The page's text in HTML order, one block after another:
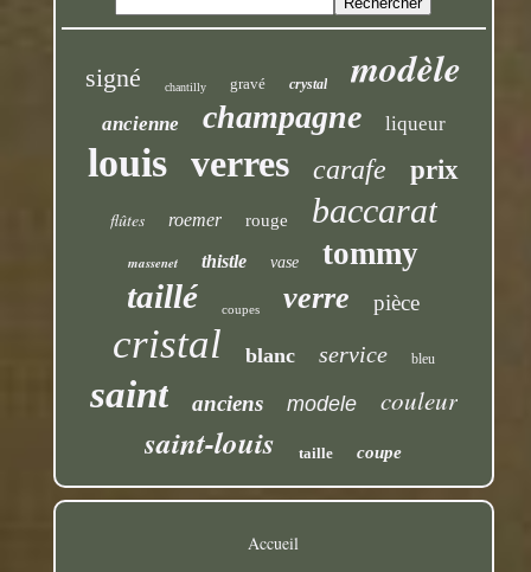
signé chantilly gravé crystal modèle
ancienne champagne liqueur
louis verres carafe prix
flûtes roemer rouge baccarat
massenet thistle vase tommy
taillé coupes verre pièce
cristal blanc service bleu
saint anciens modele couleur
saint-louis taille coupe
Accueil